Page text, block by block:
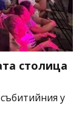
столица
у